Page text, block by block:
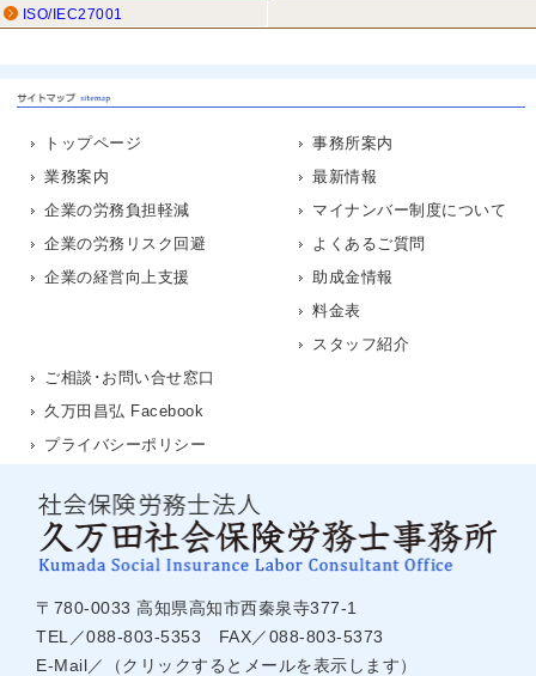
ISO/IEC27001
トップページ
業務案内
企業の労務負担軽減
企業の労務リスク回避
企業の経営向上支援
事務所案内
最新情報
マイナンバー制度について
よくあるご質問
助成金情報
料金表
スタッフ紹介
ご相談･お問い合せ窓口
久万田昌弘 Facebook
プライバシーポリシー
〒780-0033 高知県高知市西秦泉寺377-1
TEL／088-803-5353 FAX／088-803-5373
E-Mail／
（クリックするとメールを表示します）